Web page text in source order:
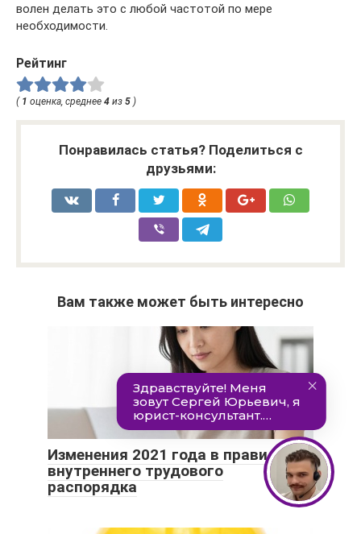
волен делать это с любой частотой по мере
необходимости.
Рейтинг
( 1 оценка, среднее 4 из 5 )
Понравилась статья? Поделиться с
друзьями:
Вам также может быть интересно
Изменения 2021 года в правилах
внутреннего трудового
распорядка